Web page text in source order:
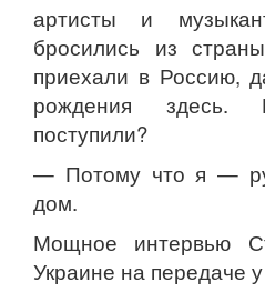
артисты и
бросились из
приехали в Россию,
рождения
поступили?
— Потому что я —
дом.
Мощное интервью
Украине на передаче